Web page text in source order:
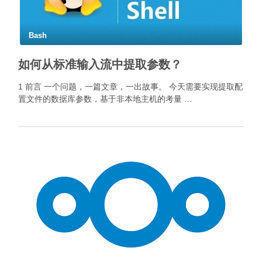
Bash
如何从标准输入流中提取参数？
1 前言 一个问题，一篇文章，一出故事。 今天需要实现提取配
置文件的数据库参数，基于非本地主机的考量 …